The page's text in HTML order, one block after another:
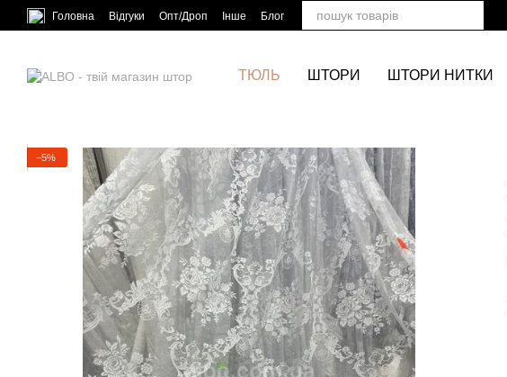
Перейти до основного контенту
Головна Відгуки Опт/Дроп Інше Блог
ТЮЛЬ ШТОРИ ШТОРИ НИТКИ
−5%